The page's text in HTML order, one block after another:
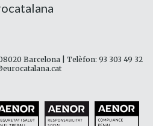
Barcelona | Telèfon: 93 303 49 32